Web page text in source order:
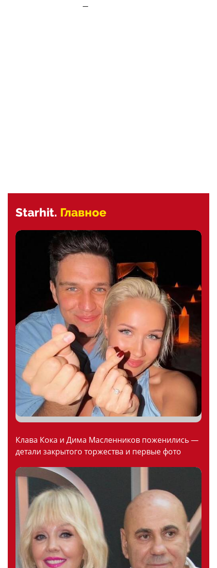
—
Starhit. Главное
Клава Кока и Дима Масленников поженились —
детали закрытого торжества и первые фото